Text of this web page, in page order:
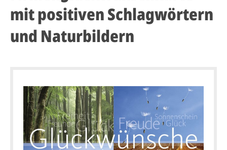
mit positiven Schlagwörtern
und Naturbildern